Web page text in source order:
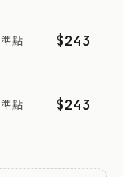
準點 $243
準點 $243